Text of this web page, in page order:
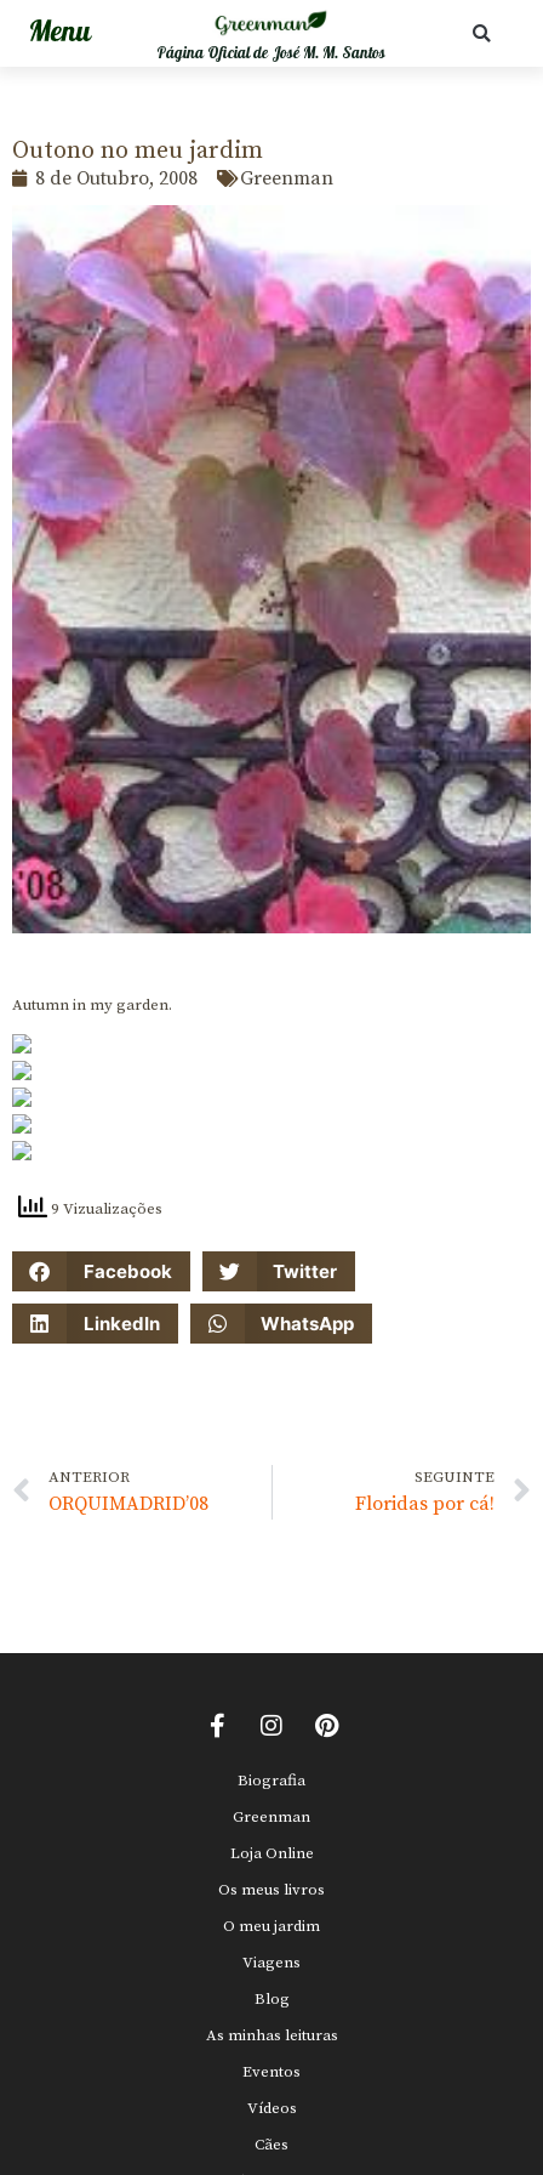
Página Oficial de José M. M. Santos
Outono no meu jardim
8 de Outubro, 2008 Greenman
Autumn in my garden.
9 Vizualizações
Facebook Twitter
LinkedIn WhatsApp
ANTERIOR
ORQUIMADRID’08
SEGUINTE
Floridas por cá!
Biografia
Greenman
Loja Online
Os meus livros
O meu jardim
Viagens
Blog
As minhas leituras
Eventos
Vídeos
Cães